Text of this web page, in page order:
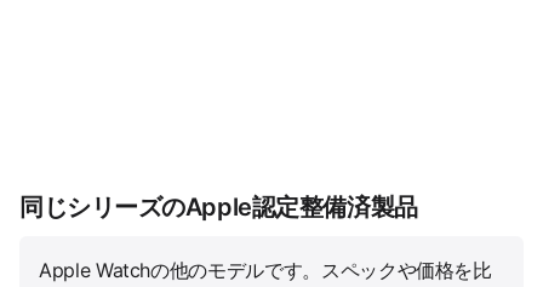
同じシリーズのApple認定整備済製品
Apple Watchの他のモデルです。スペックや価格を比